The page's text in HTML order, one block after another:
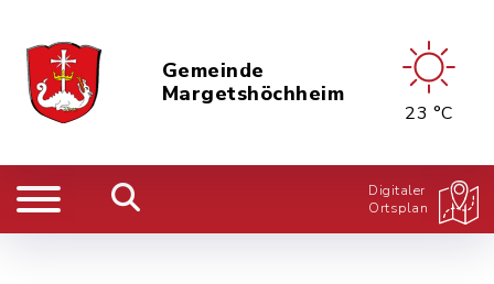
Gemeinde
Margetshöchheim
23 °C
Digitaler
Ortsplan